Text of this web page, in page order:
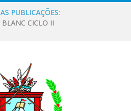
PUBLICAÇÕES:
CICLO II